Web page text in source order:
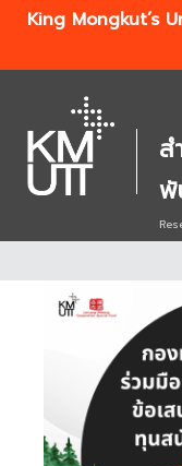
King Mongkut’s
ส
พั